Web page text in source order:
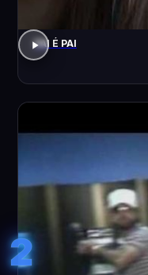
PAI É PAI
2